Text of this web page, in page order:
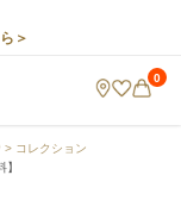
＞
0
コレクション